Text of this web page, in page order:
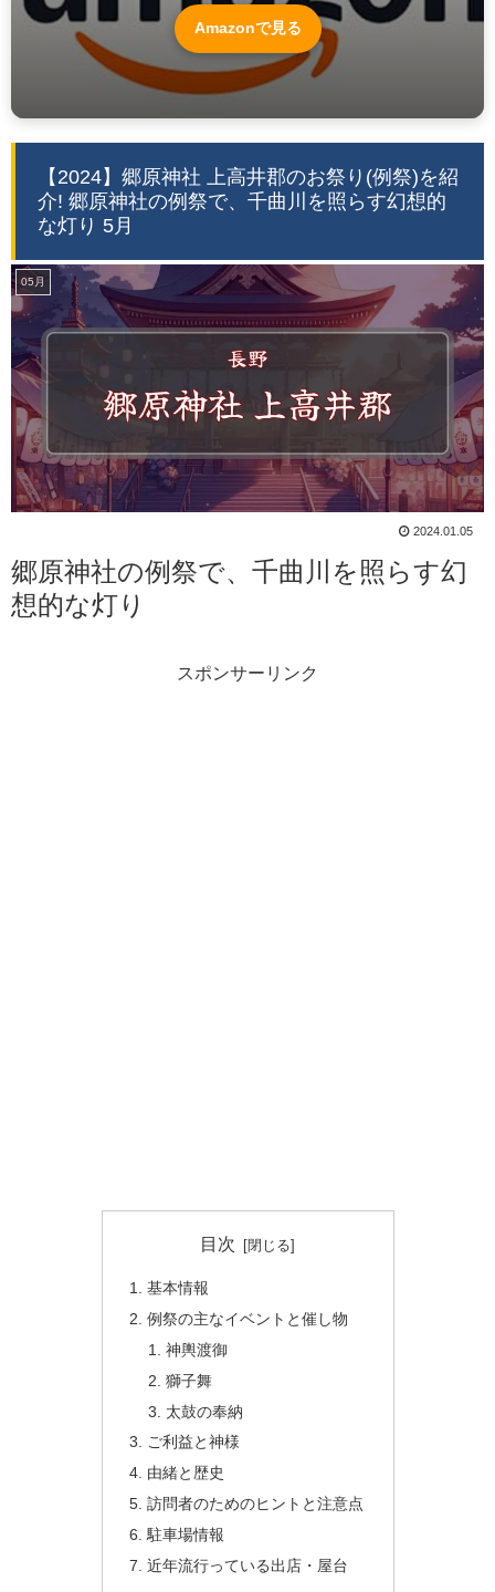
Amazonで見る
【2024】郷原神社 上高井郡のお祭り(例祭)を紹
介! 郷原神社の例祭で、千曲川を照らす幻想的
な灯り 5月
05月
2024.01.05
郷原神社の例祭で、千曲川を照らす幻
想的な灯り
スポンサーリンク
目次
基本情報
例祭の主なイベントと催し物
神輿渡御
獅子舞
太鼓の奉納
ご利益と神様
由緒と歴史
訪問者のためのヒントと注意点
駐車場情報
近年流行っている出店・屋台